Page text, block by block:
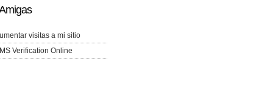
visitas a mi sitio
Verification Online